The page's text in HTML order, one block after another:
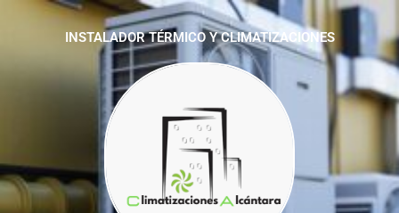
INSTALADOR TÉRMICO Y CLIMATIZACIONES